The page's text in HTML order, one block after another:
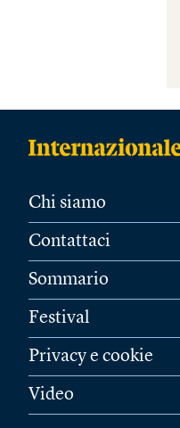
Chi siamo
Contattaci
Sommario
Festival
Privacy e cookie
Video